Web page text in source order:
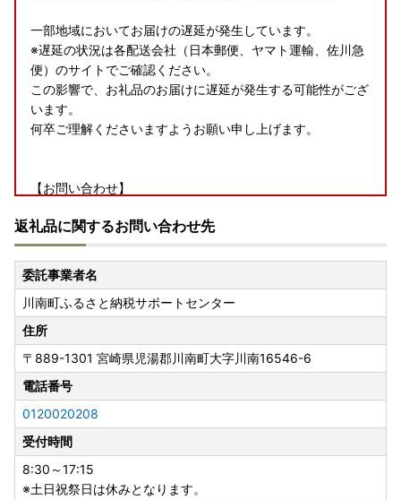
一部地域においてお届けの遅延が発生しています。
※遅延の状況は各配送会社（日本郵便、ヤマト運輸、佐川急
便）のサイトでご確認ください。
この影響で、お礼品のお届けに遅延が発生する可能性がござ
います。
何卒ご理解くださいますようお願い申し上げます。
【お問い合わせ】
TEL : 0120-020-208 (平日 8:30～17:15)
E-mail : furusato_kawaminami@sknet.senko.co.jp
返礼品に関するお問い合わせ先
委託事業者名
川南町ふるさと納税サポートセンター
住所
〒889-1301 宮崎県児湯郡川南町大字川南16546-6
電話番号
0120020208
受付時間
8:30～17:15
※土日祝祭日は休みとなります。